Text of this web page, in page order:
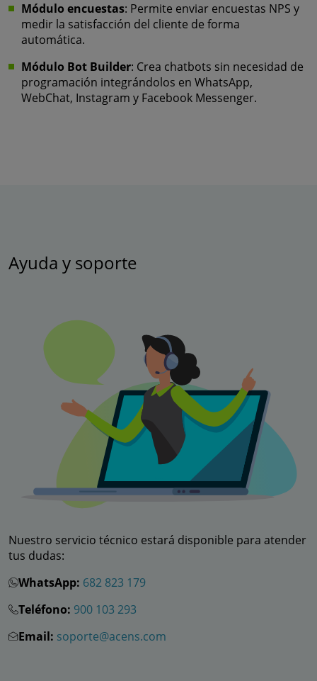
Módulo encuestas: Permite enviar encuestas NPS y
medir la satisfacción del cliente de forma
automática.
Módulo Bot Builder: Crea chatbots sin necesidad de
programación integrándolos en WhatsApp,
WebChat, Instagram y Facebook Messenger.
Ayuda y soporte
Nuestro servicio técnico estará disponible para atender
tus dudas:
WhatsApp: 682 823 179
Teléfono: 900 103 293
Email: soporte@acens.com